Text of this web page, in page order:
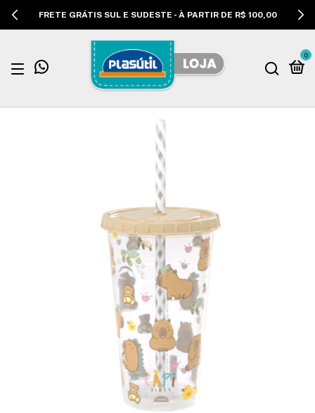
FRETE GRÁTIS SUL E SUDESTE - À PARTIR DE R$ 100,00
0